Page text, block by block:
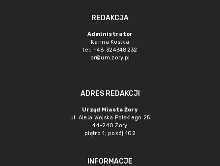
REDAKCJA
Administrator
Karina Kostka
tel. +48 324348232
or@um.zory.pl
ADRES REDAKCJI
Urząd Miasta Żory
ul. Aleja Wojska Polskiego 25
44-240 Żory
piętro 1, pokój 102
INFORMACJE